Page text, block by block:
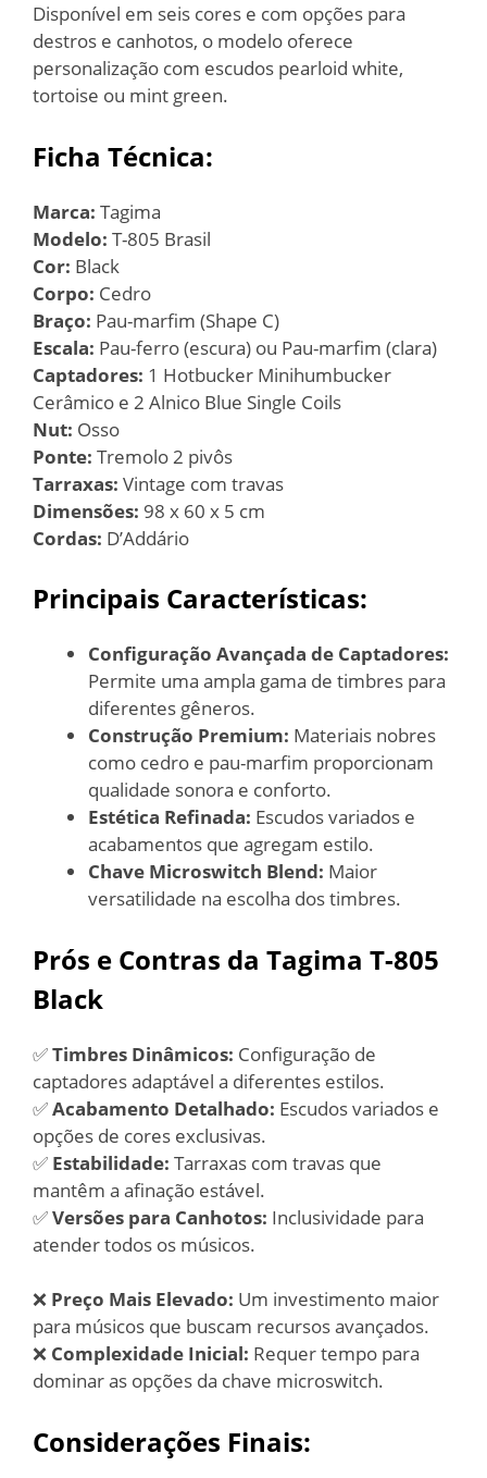
Disponível em seis cores e com opções para
destros e canhotos, o modelo oferece
personalização com escudos pearloid white,
tortoise ou mint green.
Ficha Técnica:
Marca: Tagima
Modelo: T-805 Brasil
Cor: Black
Corpo: Cedro
Braço: Pau-marfim (Shape C)
Escala: Pau-ferro (escura) ou Pau-marfim (clara)
Captadores: 1 Hotbucker Minihumbucker
Cerâmico e 2 Alnico Blue Single Coils
Nut: Osso
Ponte: Tremolo 2 pivôs
Tarraxas: Vintage com travas
Dimensões: 98 x 60 x 5 cm
Cordas: D’Addário
Principais Características:
Configuração Avançada de Captadores:
Permite uma ampla gama de timbres para
diferentes gêneros.
Construção Premium: Materiais nobres
como cedro e pau-marfim proporcionam
qualidade sonora e conforto.
Estética Refinada: Escudos variados e
acabamentos que agregam estilo.
Chave Microswitch Blend: Maior
versatilidade na escolha dos timbres.
Prós e Contras da Tagima T-805
Black
✅Timbres Dinâmicos: Configuração de
captadores adaptável a diferentes estilos.
✅Acabamento Detalhado: Escudos variados e
opções de cores exclusivas.
✅ Estabilidade: Tarraxas com travas que
mantêm a afinação estável.
✅Versões para Canhotos: Inclusividade para
atender todos os músicos.
❌ Preço Mais Elevado: Um investimento maior
para músicos que buscam recursos avançados.
❌ Complexidade Inicial: Requer tempo para
dominar as opções da chave microswitch.
Considerações Finais: